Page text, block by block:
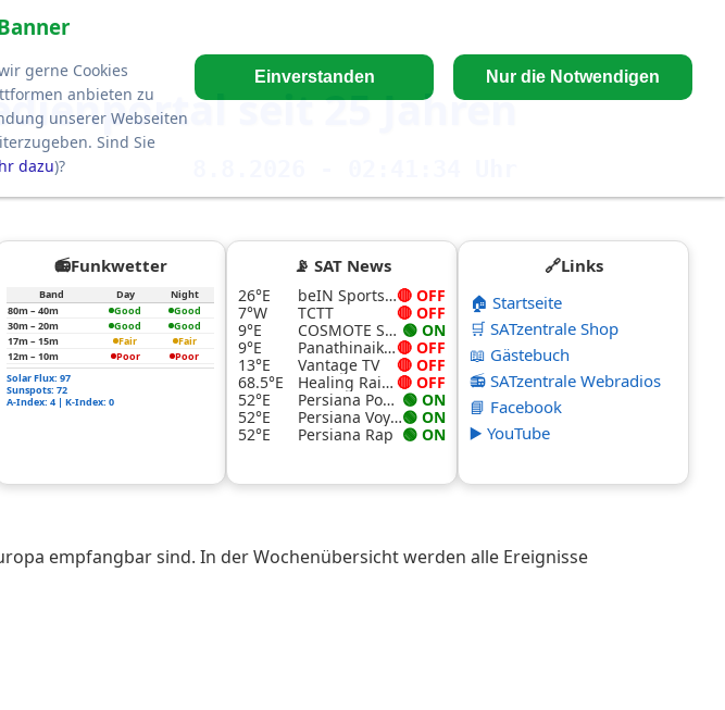
gerne Cookies
anbieten zu
unserer Webseiten
Sind Sie
dazu)?
Einverstanden Nur die Notwendigen
seit 25 Jahren
📻Funkwetter
Band Day
Night
80m – 40m
Good
Good
30m – 20m
Good
Good
17m – 15m
Fair
Fair
12m – 10m
Poor
Poor
Solar Flux: 97
Sunspots: 72
A-Index: 4 | K-Index: 0
📡 SAT News
26°E beIN Sports 4K🔴 OFF
7°W
TCTT
🔴 OFF
9°E
COSMOTE Sport Superleague Pass 🟢 ON
9°E
Panathinaikos SL Pass🔴 OFF
13°E
Vantage TV
🔴 OFF
68.5°E
Healing Rain TV 🔴 OFF
52°E
Persiana Podcast 🟢 ON
52°E
Persiana Voyage🟢 ON
52°E
Persiana Rap 🟢 ON
🔗Links
🏠 Startseite
🛒 SATzentrale Shop
📖 Gästebuch
📻 SATzentrale Webradios
📘 Facebook
▶️ YouTube
empfangbar sind. In der Wochenübersicht werden alle Ereignisse